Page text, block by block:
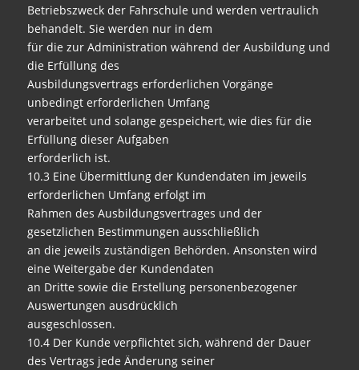
Betriebszweck der Fahrschule und werden vertraulich
behandelt. Sie werden nur in dem
für die zur Administration während der Ausbildung und
die Erfüllung des
Ausbildungsvertrags erforderlichen Vorgänge
unbedingt erforderlichen Umfang
verarbeitet und solange gespeichert, wie dies für die
Erfüllung dieser Aufgaben
erforderlich ist.
10.3 Eine Übermittlung der Kundendaten im jeweils
erforderlichen Umfang erfolgt im
Rahmen des Ausbildungsvertrages und der
gesetzlichen Bestimmungen ausschließlich
an die jeweils zuständigen Behörden. Ansonsten wird
eine Weitergabe der Kundendaten
an Dritte sowie die Erstellung personenbezogener
Auswertungen ausdrücklich
ausgeschlossen.
10.4 Der Kunde verpflichtet sich, während der Dauer
des Vertrags jede Änderung seiner